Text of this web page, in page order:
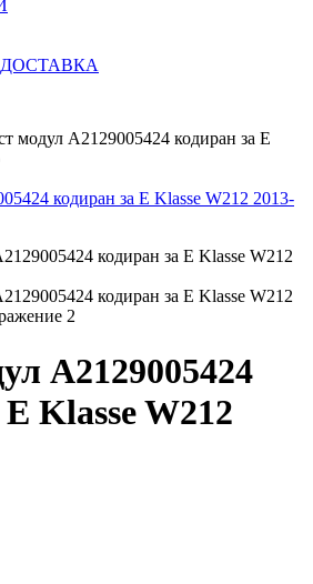
модул A2129005424 кодиран за E
A2129005424
Klasse W212